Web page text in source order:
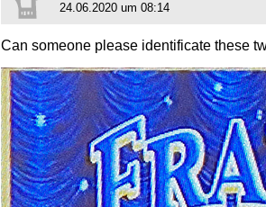
24.06.2020 um 08:14
Can someone please identificate these